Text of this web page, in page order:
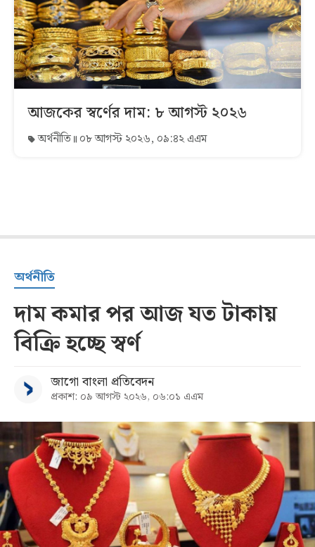
আজকের স্বর্ণের দাম: ৮ আগস্ট ২০২৬
অর্থনীতি ০৮ আগস্ট ২০২৬, ০৯:৪২ এএম
অর্থনীতি
দাম কমার পর আজ যত টাকায়
বিক্রি হচ্ছে স্বর্ণ
জাগো বাংলা প্রতিবেদন
প্রকাশ: ০৯ আগস্ট ২০২৬, ০৬:০১ এএম